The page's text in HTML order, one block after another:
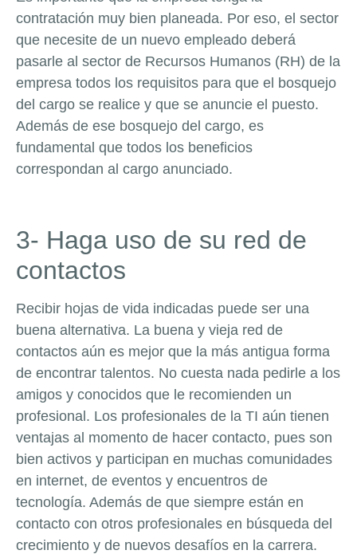
contratación muy bien planeada. Por eso, el sector
que necesite de un nuevo empleado deberá
pasarle al sector de Recursos Humanos (RH) de la
empresa todos los requisitos para que el bosquejo
del cargo se realice y que se anuncie el puesto.
Además de ese bosquejo del cargo, es
fundamental que todos los beneficios
correspondan al cargo anunciado.
3- Haga uso de su red de
contactos
Recibir hojas de vida indicadas puede ser una
buena alternativa. La buena y vieja red de
contactos aún es mejor que la más antigua forma
de encontrar talentos. No cuesta nada pedirle a los
amigos y conocidos que le recomienden un
profesional. Los profesionales de la TI aún tienen
ventajas al momento de hacer contacto, pues son
bien activos y participan en muchas comunidades
en internet, de eventos y encuentros de
tecnología. Además de que siempre están en
contacto con otros profesionales en búsqueda del
crecimiento y de nuevos desafíos en la carrera.